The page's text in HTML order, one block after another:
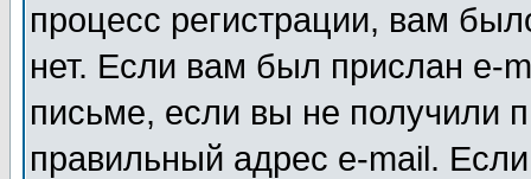
процесс регистрации, вам
нет. Если вам был прислан e-
письме, если вы не получили
правильный адрес e-mail.